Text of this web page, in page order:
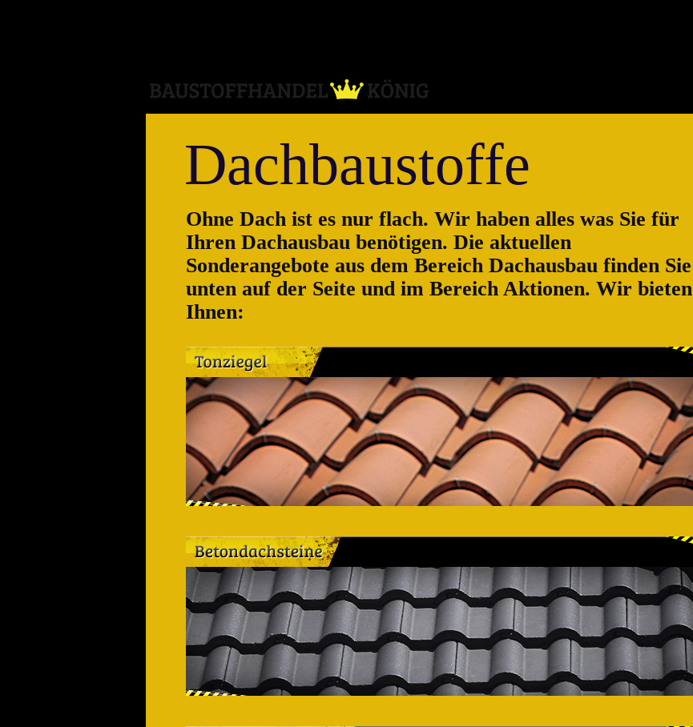
Dachbaustoffe
Ohne Dach ist es nur flach. Wir haben alles was Sie für
Ihren Dachausbau benötigen. Die aktuellen
Sonderangebote aus dem Bereich Dachausbau finden Sie
unten auf der Seite und im Bereich Aktionen. Wir bieten
Ihnen: